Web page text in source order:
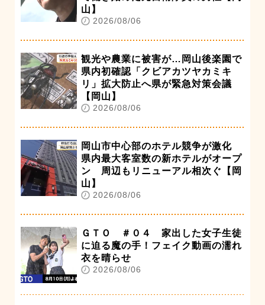
山】
2026/08/06
観光や農業に被害が…岡山後楽園で
県内初確認「クビアカツヤカミキ
リ」拡大防止へ県が緊急対策会議
【岡山】
2026/08/06
岡山市中心部のホテル競争が激化
県内最大客室数の新ホテルがオープ
ン 周辺もリニューアル相次ぐ【岡
山】
2026/08/06
ＧＴＯ ＃０４ 家出した女子生徒
に迫る魔の手！フェイク動画の濡れ
衣を晴らせ
2026/08/06